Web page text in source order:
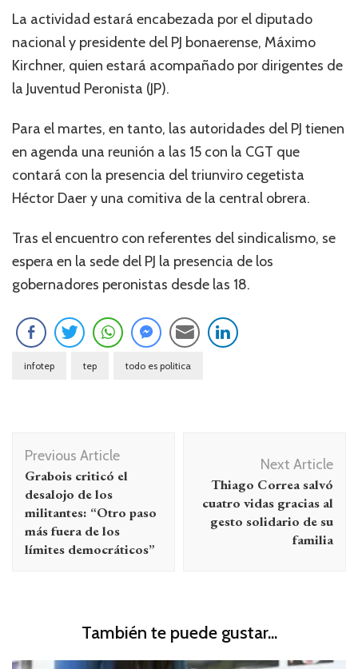
La actividad estará encabezada por el diputado
nacional y presidente del PJ bonaerense, Máximo
Kirchner, quien estará acompañado por dirigentes de
la Juventud Peronista (JP).
Para el martes, en tanto, las autoridades del PJ tienen
en agenda una reunión a las 15 con la CGT que
contará con la presencia del triunviro cegetista
Héctor Daer y una comitiva de la central obrera.
Tras el encuentro con referentes del sindicalismo, se
espera en la sede del PJ la presencia de los
gobernadores peronistas desde las 18.
infotep tep todo es politica
Navegación
de
entradas
Previous Article
Grabois criticó el
desalojo de los
militantes: “Otro paso
más fuera de los
límites democráticos”
Next Article
Thiago Correa salvó
cuatro vidas gracias al
gesto solidario de su
familia
También te puede gustar...